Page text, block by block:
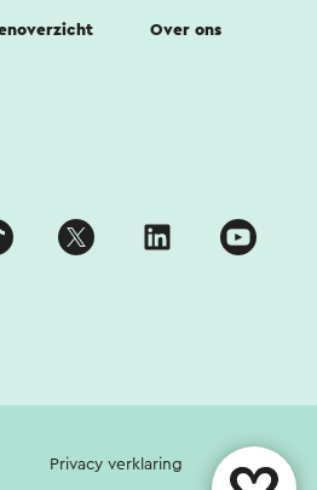
Over ons
Privacy verklaring